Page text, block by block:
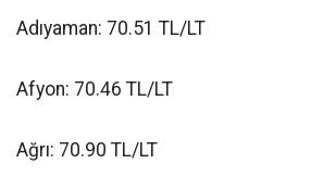
Adıyaman: 70.51 TL/LT
Afyon: 70.46 TL/LT
Ağrı: 70.90 TL/LT